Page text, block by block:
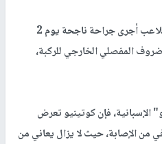
وقال برشلونة، عقب الإصابة، إن اللاعب أجرى جراحة ناجحة يوم 2
المفصلي الخارجي للركبة،
فإن كوتينيو تعرض
من الإصابة، حيث لا يزال يعاني من